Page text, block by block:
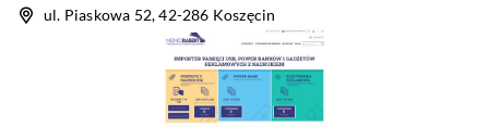
ul. Piaskowa 52, 42-286 Koszęcin